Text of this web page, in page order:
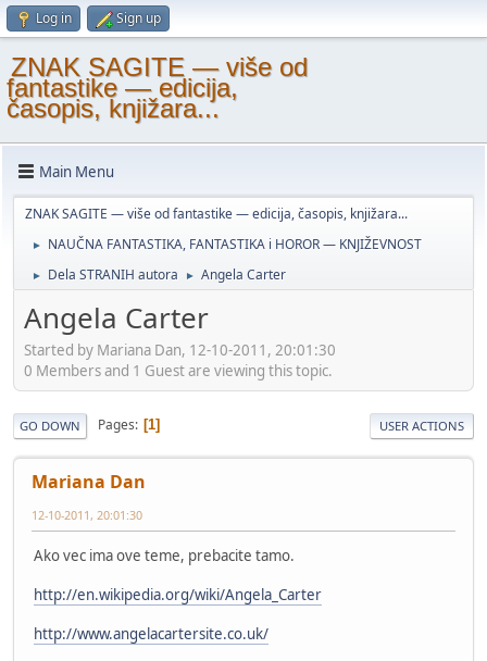
Log in Sign up
ZNAK SAGITE — više od
fantastike — edicija,
časopis, knjižara...
Main Menu
ZNAK SAGITE — više od fantastike — edicija, časopis, knjižara...
► NAUČNA FANTASTIKA, FANTASTIKA i HOROR — KNJIŽEVNOST
► Dela STRANIH autora ► Angela Carter
Angela Carter
Started by Mariana Dan, 12-10-2011, 20:01:30
0 Members and 1 Guest are viewing this topic.
GO DOWN Pages 1 USER ACTIONS
Mariana Dan
12-10-2011, 20:01:30
Ako vec ima ove teme, prebacite tamo.
http://en.wikipedia.org/wiki/Angela_Carter
http://www.angelacartersite.co.uk/